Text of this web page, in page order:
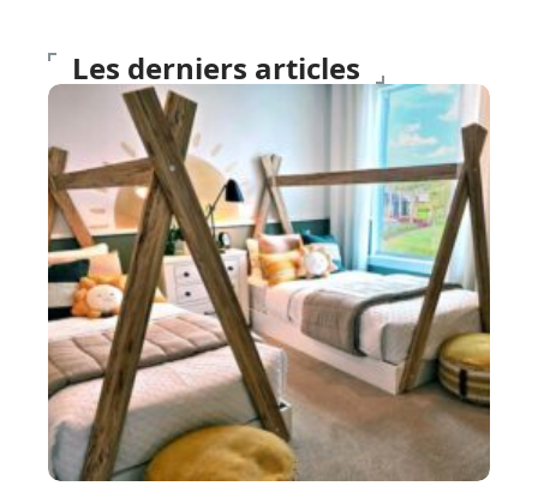
Les derniers articles